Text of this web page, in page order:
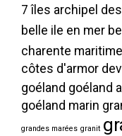
7 îles archipel
belle ile en mer
charente maritime
côtes d'armor
goéland goéland
goéland marin
grandes marées granit